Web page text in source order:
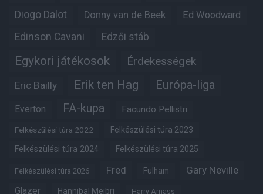
Diogo Dalot Donny van de Beek Ed Woodward
Edinson Cavani Edzői stáb
Egykori játékosok Érdekességek
Eric Bailly Erik ten Hag Európa-liga
Everton FA-kupa Facundo Pellistri
Felkészülési túra 2022 Felkészülési túra 2023
Felkészülési túra 2024 Felkészülési túra 2025
Felkészülési túra 2026 Fred Fulham Gary Neville
Glazer Hannibal Mejbri Harry Amass